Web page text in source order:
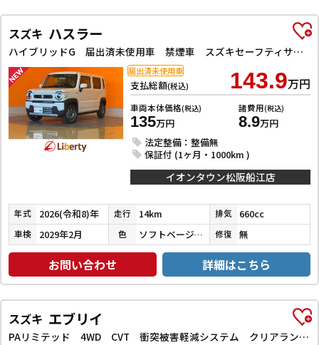
スズキ ハスラー
ハイブリッドG 届出済未使用車 禁煙車 スズキセーフティサポート アダプティブクルーズコントロール LEDヘッドライト スマートキー プッシュスタート アイドリングストップ 前席シートヒーター ステアリングスイッチ
支払総額(税込) 143.9万円
車両本体価格(税込)
135万円
諸費用(税込)
8.9万円
法定整備：整備無
保証付 (1ヶ月・1000km )
届出済未使用車
イオンタウン松阪船江店
年式 2026(令和8)年 走行 14km 排気 660cc
車検 2029年2月 色 ソフトベージュメタリック 修復 無
お問い合わせ 詳細はこちら
スズキ エブリイ
PAリミテッド 4WD CVT 衝突被害軽減システム クリアランスソナー レーンアシスト 両側スライドドア キーレスエントリー アイドリングストップ ESC エアコン パワーステアリング パワーウィンドウ